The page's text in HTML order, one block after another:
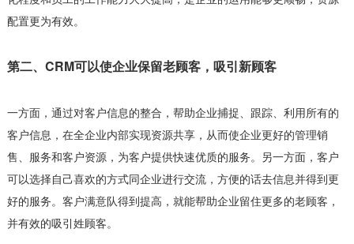
配置更为有效。
第二、CRM可以使企业保留老顾客，吸引新顾客
一方面，通过对客户信息的整合，帮助企业捕捉、跟踪、利用所有的
客户信息，在全企业内部实现资源共享，从而使企业更好的管理销
售、服务和客户资源，为客户提供快速优质的服务。另一方面，客户
可以选择自己喜欢的方式同企业进行交流，方便的话去信息并得到更
好的服务。客户满意队得到提高，就能帮助企业留住更多的老顾客，
并有效的吸引姓顾客。